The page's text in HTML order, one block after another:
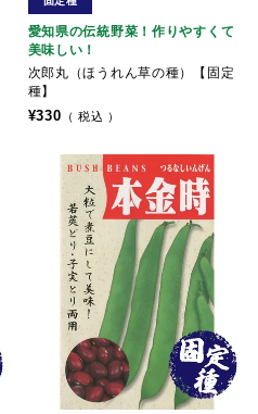
愛知県の伝統野菜！作りやすくて
美味しい！
次郎丸（ほうれん草の種）【固定
種】
¥330 税込